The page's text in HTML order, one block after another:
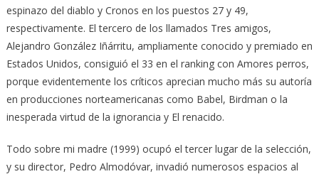
espinazo del diablo y Cronos en los puestos 27 y 49,
respectivamente. El tercero de los llamados Tres amigos,
Alejandro González Iñárritu, ampliamente conocido y premiado en
Estados Unidos, consiguió el 33 en el ranking con Amores perros,
porque evidentemente los críticos aprecian mucho más su autoría
en producciones norteamericanas como Babel, Birdman o la
inesperada virtud de la ignorancia y El renacido.
Todo sobre mi madre (1999) ocupó el tercer lugar de la selección,
y su director, Pedro Almodóvar, invadió numerosos espacios al